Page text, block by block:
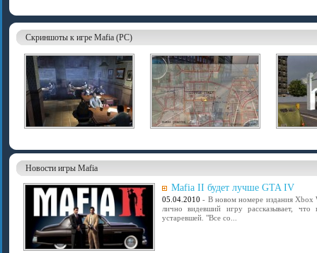
Скриншоты к игре Mafia (PC)
Новости игры Mafia
Mafia II будет лучше GTA IV
05.04.2010 - В новом номере издания Xbox
лично видевший игру рассказывает,
устаревшей. "Все со...